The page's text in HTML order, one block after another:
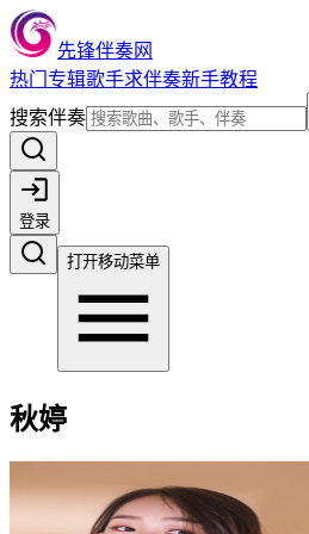
先锋伴奏网
热门 专辑歌手求伴奏新手教程
搜索伴奏
登录
打开移动菜单
秋婷